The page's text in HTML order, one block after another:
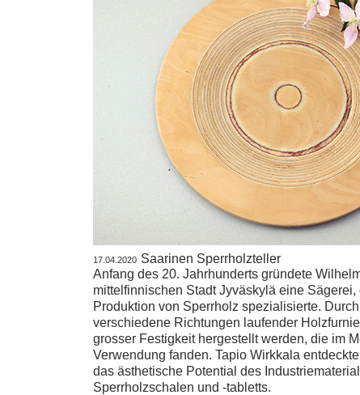
17.04.2020 Saarinen Sperrholzteller
Anfang des 20. Jahrhunderts gründete
mittelfinnischen Stadt Jyväskylä eine Sägerei,
Produktion von Sperrholz spezialisierte.
verschiedene Richtungen laufender
grosser Festigkeit hergestellt werden, die im
Verwendung fanden. Tapio Wirkkala
das ästhetische Potential des
Sperrholzschalen und -tabletts.